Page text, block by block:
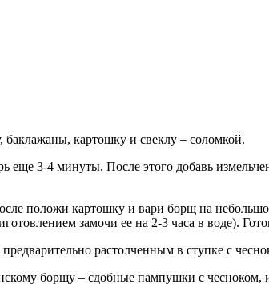
картошку и свеклу – соломкой.
еще 3-4 минуты. После этого добавь
положи картошку и вари борщ на
замочи ее на 2-3 часа в воде).
растолченным в ступке с
борщу – сдобные пампушки с чесноком,